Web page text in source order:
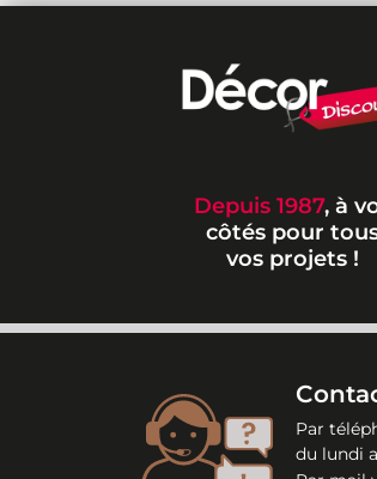
Depuis 1987, à
côtés pour
vos projets !
Par
du lundi